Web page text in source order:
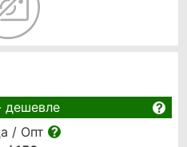
дешевле
/ Опт